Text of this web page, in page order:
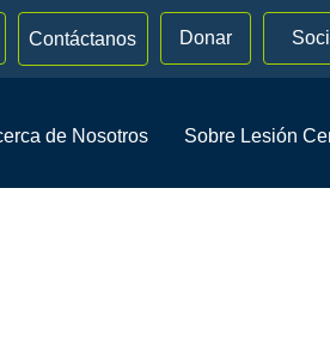
Contáctanos Donar
de Nosotros Sobre Lesión